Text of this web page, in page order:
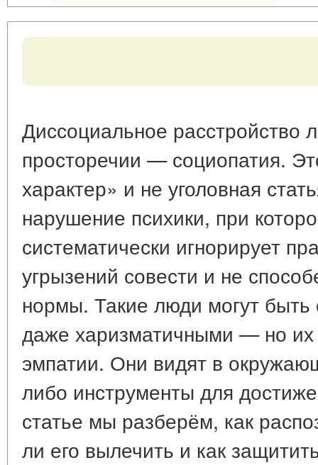
Диссоциальное расстройство
просторечии — социопатия.
характер» и не уголовная
нарушение психики, при
систематически игнорирует
угрызений совести и не
нормы. Такие люди могут
даже харизматичными — но
эмпатии. Они видят в
либо инструменты для
статье мы разберём, как
ли его вылечить и как